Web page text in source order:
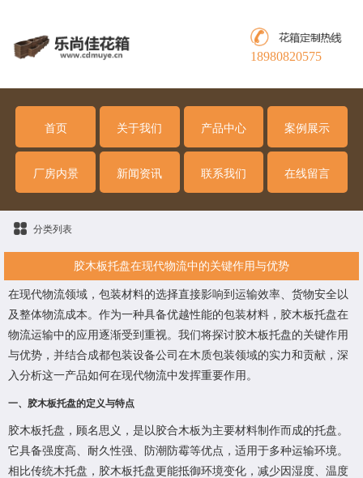
18980820575
首页 关于我们 产品中心 案例展示
厂房内景 新闻资讯 联系我们 在线留言
分类列表
胶木板托盘在现代物流中的关键作用与优势
在现代物流领域，包装材料的选择直接影响到运输效率、货物安全以
及整体物流成本。作为一种具备优越性能的包装材料，胶木板托盘在
物流运输中的应用逐渐受到重视。我们将探讨胶木板托盘的关键作用
与优势，并结合成都包装设备公司在木质包装领域的实力和贡献，深
入分析这一产品如何在现代物流中发挥重要作用。
一、胶木板托盘的定义与特点
胶木板托盘，顾名思义，是以胶合木板为主要材料制作而成的托盘。
它具备强度高、耐久性强、防潮防霉等优点，适用于多种运输环境。
相比传统木托盘，胶木板托盘更能抵御环境变化，减少因湿度、温度